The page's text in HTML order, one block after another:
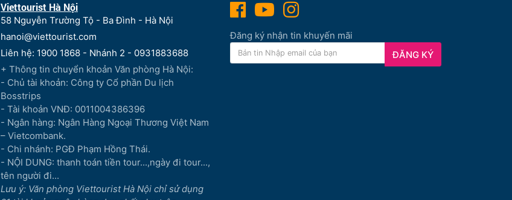
Viettourist Hà Nội
58 Nguyễn Trường Tộ - Ba Đình - Hà Nội
hanoi@viettourist.com
Liên hệ: 1900 1868 - Nhánh 2 - 0931883688
+ Thông tin chuyển khoản Văn phòng Hà Nội:
- Chủ tài khoản: Công ty Cổ phần Du lịch
Bosstrips
- Tài khoản VNĐ: 0011004386396
- Ngân hàng: Ngân Hàng Ngoại Thương Việt Nam
– Vietcombank.
- Chi nhánh: PGĐ Phạm Hồng Thái.
- NỘI DUNG: thanh toán tiền tour...,ngày đi tour...,
tên người đi...
Lưu ý: Văn phòng Viettourist Hà Nội chỉ sử dụng
Đăng ký nhận tin khuyến mãi
ĐĂNG KÝ